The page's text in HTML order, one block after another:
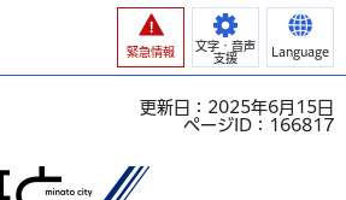
緊急情報
文字・音声
支援
Language
更新日：2025年6月15日
ページID：166817